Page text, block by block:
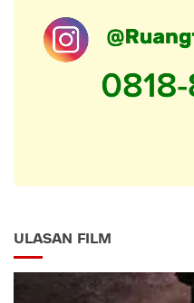
ULASAN FILM